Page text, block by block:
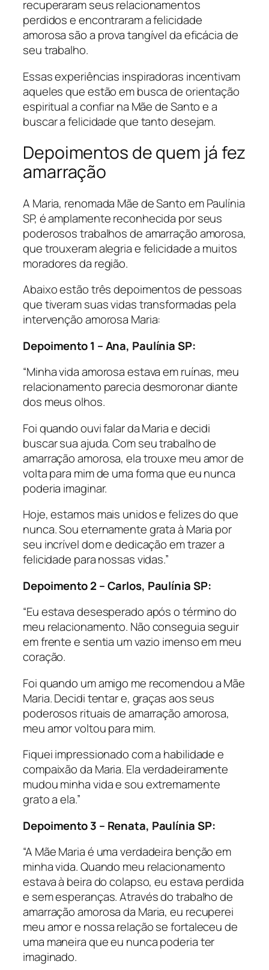
recuperaram seus relacionamentos
perdidos e encontraram a felicidade
amorosa são a prova tangível da eficácia de
seu trabalho.
Essas experiências inspiradoras incentivam
aqueles que estão em busca de orientação
espiritual a confiar na Mãe de Santo e a
buscar a felicidade que tanto desejam.
Depoimentos de quem já fez
amarração
A Maria, renomada Mãe de Santo em Paulínia
SP, é amplamente reconhecida por seus
poderosos trabalhos de amarração amorosa,
que trouxeram alegria e felicidade a muitos
moradores da região.
Abaixo estão três depoimentos de pessoas
que tiveram suas vidas transformadas pela
intervenção amorosa Maria:
Depoimento 1 – Ana, Paulínia SP:
“Minha vida amorosa estava em ruínas, meu
relacionamento parecia desmoronar diante
dos meus olhos.
Foi quando ouvi falar da Maria e decidi
buscar sua ajuda. Com seu trabalho de
amarração amorosa, ela trouxe meu amor de
volta para mim de uma forma que eu nunca
poderia imaginar.
Hoje, estamos mais unidos e felizes do que
nunca. Sou eternamente grata à Maria por
seu incrível dom e dedicação em trazer a
felicidade para nossas vidas.”
Depoimento 2 – Carlos, Paulínia SP:
“Eu estava desesperado após o término do
meu relacionamento. Não conseguia seguir
em frente e sentia um vazio imenso em meu
coração.
Foi quando um amigo me recomendou a Mãe
Maria. Decidi tentar e, graças aos seus
poderosos rituais de amarração amorosa,
meu amor voltou para mim.
Fiquei impressionado com a habilidade e
compaixão da Maria. Ela verdadeiramente
mudou minha vida e sou extremamente
grato a ela.”
Depoimento 3 – Renata, Paulínia SP:
“A Mãe Maria é uma verdadeira benção em
minha vida. Quando meu relacionamento
estava à beira do colapso, eu estava perdida
e sem esperanças. Através do trabalho de
amarração amorosa da Maria, eu recuperei
meu amor e nossa relação se fortaleceu de
uma maneira que eu nunca poderia ter
imaginado.